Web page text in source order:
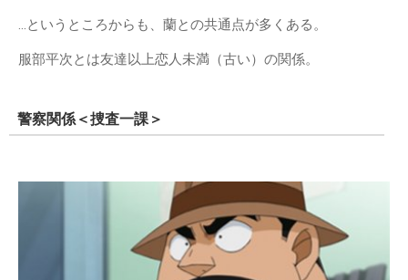
…というところからも、蘭との共通点が多くある。
服部平次とは友達以上恋人未満（古い）の関係。
警察関係＜捜査一課＞